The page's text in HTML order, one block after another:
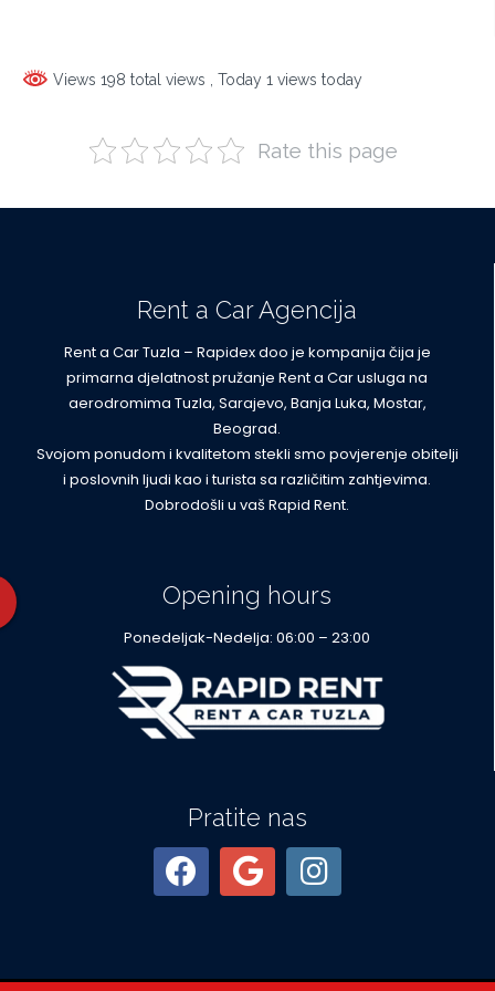
Views 198 total views , Today 1 views today
Rate this page
Rent a Car Agencija
Rent a Car Tuzla – Rapidex doo je kompanija čija je
primarna djelatnost pružanje Rent a Car usluga na
aerodromima Tuzla, Sarajevo, Banja Luka, Mostar,
Beograd.
Svojom ponudom i kvalitetom stekli smo povjerenje obitelji
i poslovnih ljudi kao i turista sa različitim zahtjevima.
Dobrodošli u vaš Rapid Rent.
Opening hours
Ponedeljak-Nedelja: 06:00 – 23:00
Pratite nas